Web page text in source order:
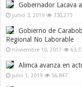
Gobernador Lacava
junio 3, 2019 330,273
Gobierno de
Regional No Laborable
noviembre 10, 2017
Alimca avanza en
julio 1, 2019 56,847